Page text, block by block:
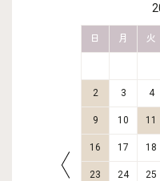
日 月 火
2 3 4
9 10 11
16 17 18
23 24 25